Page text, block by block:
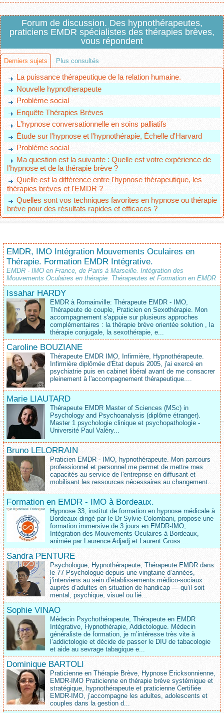
Forum de discussion. Des hypnothérapeutes,
praticiens EMDR spécialistes des thérapies brèves,
vous répondent
Derniers sujets Plus consultés
La puissance thérapeutique de la relation humaine.
Nouvelle hypnotherapeute
Problème social
Enquête Thérapies Brèves
L'hypnose conversationnelle en soins palliatifs
Étude sur l'hypnose et l'hypnothérapie, Échelle d'Harvard
Problème social
Ma question est la suivante : Quelle est votre expérience de
l'hypnose et de la thérapie brève ?
Quelle est la différence entre l'hypnose thérapeutique, les
thérapies brèves et l'EMDR ?
Quelles sont vos techniques favorites en hypnose ou thérapie
brève pour des résultats rapides et efficaces ?
EMDR, IMO Intégration Mouvements Oculaires en
Thérapie. Formation EMDR Intégrative.
EMDR - IMO en France, de Paris à Marseille. Intégration des
Mouvements Oculaires en thérapie. Thérapeutes et Formation en EMDR
Issahar HARDY
EMDR à Romainville: Thérapeute EMDR - IMO,
Thérapeute de couple, Praticien en Sexothérapie. Mon
accompagnement s'appuie sur plusieurs approches
complémentaires : la thérapie brève orientée solution , la
thérapie conjugale, la sexothérapie, e...
Caroline BOUZIANE
Thérapeute EMDR IMO, Infirmière, Hypnothérapeute.
Infirmière diplômée d'État depuis 2005, j'ai exercé en
psychiatrie puis en cabinet libéral avant de me consacrer
pleinement à l'accompagnement thérapeutique....
Marie LIAUTARD
Thérapeute EMDR Master of Sciences (MSc) in
Psychology and Psychoanalysis (diplôme étranger).
Master 1 psychologie clinique et psychopathologie -
Université Paul Valéry...
Bruno LELORRAIN
Praticien EMDR - IMO, hypnothérapeute. Mon parcours
professionnel et personnel me permet de mettre mes
capacités au service de l'entreprise en diffusant et
mobilisant les ressources nécessaires au changement....
Formation en EMDR - IMO à Bordeaux.
Hypnose 33, institut de formation en hypnose médicale à
Bordeaux dirigé par le Dr Sylvie Colombani, propose une
formation immersive de 3 jours en EMDR-IMO,
Intégration des Mouvements Oculaires à Bordeaux,
animée par Laurence Adjadj et Laurent Gross....
Sandra PENTURE
Psychologue, Hypnothérapeute, Thérapeute EMDR dans
le 77 Psychologue depuis une vingtaine d’années,
j’interviens au sein d’établissements médico‑sociaux
auprès d’adultes en situation de handicap — qu’il soit
mental, psychique, visuel ou lié...
Sophie VINAO
Médecin Psychothérapeute, Thérapeute en EMDR
Intégrative, Hypnothérapie, Addictologue. Médecin
généraliste de formation, je m’intéresse très vite à
l’addictologie et décide de passer le DIU de tabacologie
et aide au sevrage tabagique e...
Dominique BARTOLI
Praticienne en Thérapie Brève, Hypnose Ericksonnienne,
EMDR-IMO Praticienne en thérapie brève systémique et
stratégique, hypnothérapeute et praticienne Certifiée
EMDR-IMO, j’accompagne les adultes, adolescents et
couples dans la gestion d...